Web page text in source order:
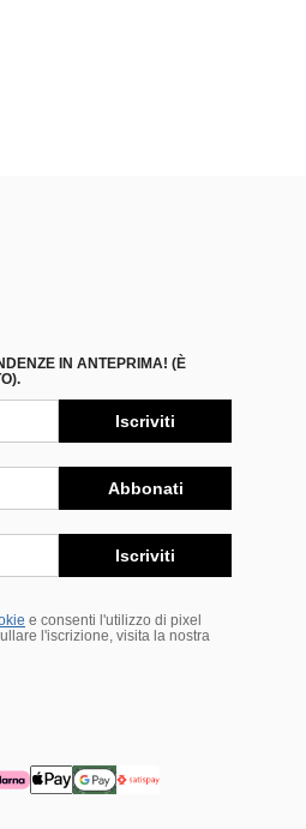
IN ANTEPRIMA! (È
Iscriviti
Abbonati
Iscriviti
e consenti l'utilizzo di pixel
l'iscrizione, visita la nostra